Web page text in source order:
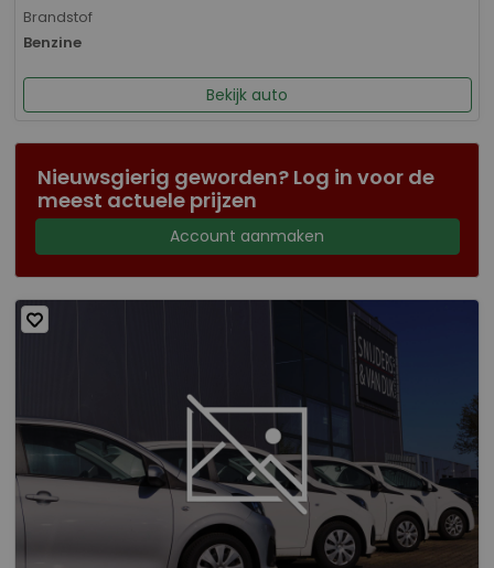
Brandstof
Benzine
Bekijk auto
Nieuwsgierig geworden? Log in voor de
meest actuele prijzen
Account aanmaken